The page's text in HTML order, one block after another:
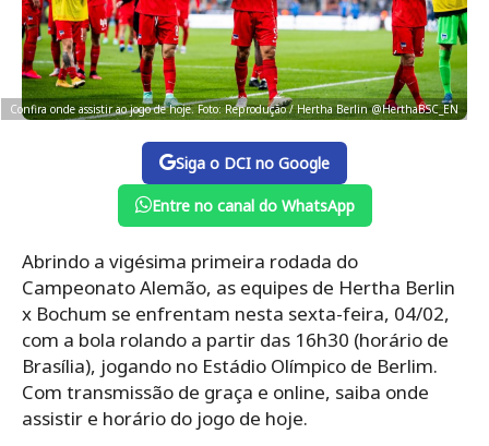
Confira onde assistir ao jogo de hoje. Foto: Reprodução / Hertha Berlin @HerthaBSC_EN
Siga o DCI no Google
Entre no canal do WhatsApp
Abrindo a vigésima primeira rodada do
Campeonato Alemão, as equipes de Hertha Berlin
x Bochum se enfrentam nesta sexta-feira, 04/02,
com a bola rolando a partir das 16h30 (horário de
Brasília), jogando no Estádio Olímpico de Berlim.
Com transmissão de graça e online, saiba onde
assistir e horário do jogo de hoje.